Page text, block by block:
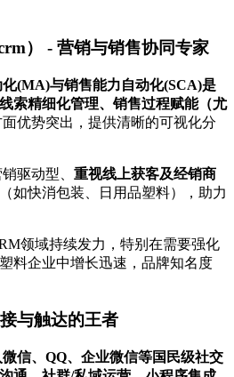
） - 营销与销售协同专家
(MA)与销售能力自动化(SCA)是
索精细化管理、销售过程赋能（尤
面优势突出，提供清晰的可视化分
驱动型、 重视线上获客及经销商
如快消包装、日用品塑料），助力
领域持续发力，特别在需要强化
料企业中增长迅速，品牌知名度
与触达的王者
信、QQ、企业微信等国民级社交